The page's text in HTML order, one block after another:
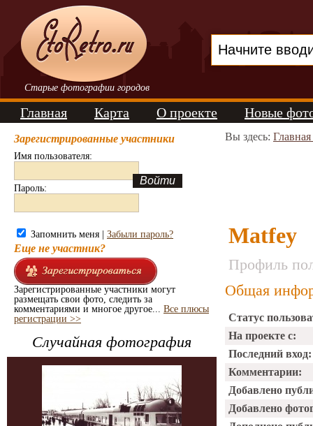
Старые фотографии городов
Главная Карта О проекте Новые
Зарегистрированные участники
Имя пользователя:
Пароль:
Запомнить меня | Забыли пароль?
Еще не участник?
Зарегистрированные участники могут
размещать свои фото, следить за
комментариями и многое другое... Все плюсы
регистрации >>
Случайная фотография
Вы здесь:
Matfey
Профиль
Общая
Статус
На проекте с:
Последний вход:
Комментарии:
Добавлено
Добавлено